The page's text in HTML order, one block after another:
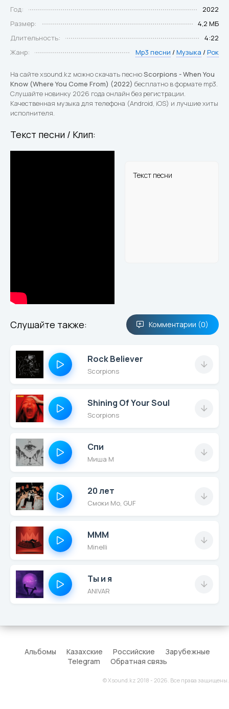
Год:
2022
Размер:
4,2 МБ
Длительность:
4:22
Жанр:
Mp3 песни / Музыка / Рок
На сайте xsound.kz можно скачать песнюScorpions - When You
Know (Where You Come From) (2022) бесплатно в формате mp3.
Слушайте новинку 2026 года онлайн без регистрации.
Качественная музыка для телефона (Android, iOS) и лучшие хиты
исполнителя.
Текст песни / Клип:
Текст песни
Слушайте также: Комментарии (0)
Rock Believer
Scorpions
Shining Of Your Soul
Scorpions
Спи
Миша М
20 лет
Смоки Мо, GUF
MMM
Minelli
Ты и я
ANIVAR
Альбомы Казахские Российские
Зарубежные
Telegram
Обратная связь
© Xsound.kz 2018 - 2026. Все права защищены.